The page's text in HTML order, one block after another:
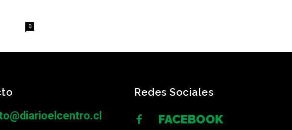
0
Redes Sociales
FACEBOOK